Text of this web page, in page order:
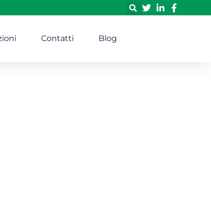
Contatti Blog